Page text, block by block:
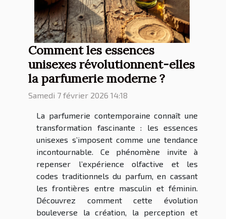
Comment les essences
unisexes révolutionnent-elles
la parfumerie moderne ?
Samedi 7 février 2026 14:18
La parfumerie contemporaine connaît une
transformation fascinante : les essences
unisexes s’imposent comme une tendance
incontournable. Ce phénomène invite à
repenser l’expérience olfactive et les
codes traditionnels du parfum, en cassant
les frontières entre masculin et féminin.
Découvrez comment cette évolution
bouleverse la création, la perception et